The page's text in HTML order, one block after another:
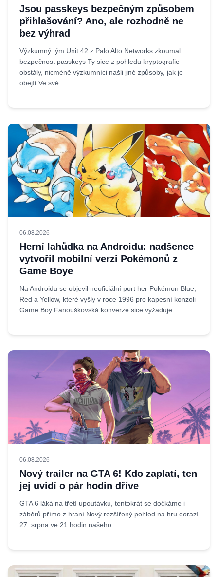
Jsou passkeys bezpečným způsobem
přihlašování? Ano, ale rozhodně ne
bez výhrad
Výzkumný tým Unit 42 z Palo Alto Networks zkoumal
bezpečnost passkeys Ty sice z pohledu kryptografie
obstály, nicméně výzkumníci našli jiné způsoby, jak je
obejít Ve své...
06.08.2026
Herní lahůdka na Androidu: nadšenec
vytvořil mobilní verzi Pokémonů z
Game Boye
Na Androidu se objevil neoficiální port her Pokémon Blue,
Red a Yellow, které vyšly v roce 1996 pro kapesní konzoli
Game Boy Fanouškovská konverze sice vyžaduje...
06.08.2026
Nový trailer na GTA 6! Kdo zaplatí, ten
jej uvidí o pár hodin dříve
GTA 6 láká na třetí upoutávku, tentokrát se dočkáme i
záběrů přímo z hraní Nový rozšířený pohled na hru dorazí
27. srpna ve 21 hodin našeho...